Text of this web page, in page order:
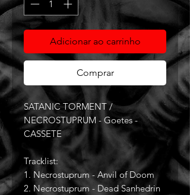
Adicionar ao carrinho
Comprar
SATANIC TORMENT /
NECROSTUPRUM - Goetes -
CASSETE
Tracklist:
1. Necrostuprum - Anvil of Doom
2. Necrostuprum - Dead Sanhedrin